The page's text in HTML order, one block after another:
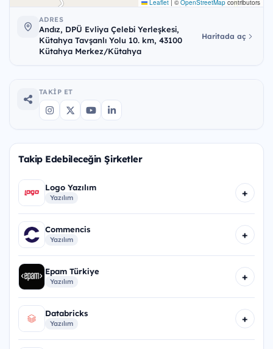
Leaflet ©OpenStreetMap contributors
ADRES
Andız, DPÜ Evliya Çelebi Yerleşkesi,
Kütahya Tavşanlı Yolu 10. km, 43100
Kütahya Merkez/Kütahya
Haritada aç
TAKIP ET
Takip Edebileceğin Şirketler
Logo Yazılım
Yazılım +
Commencis
Yazılım +
Epam Türkiye
Yazılım +
Databricks
Yazılım +